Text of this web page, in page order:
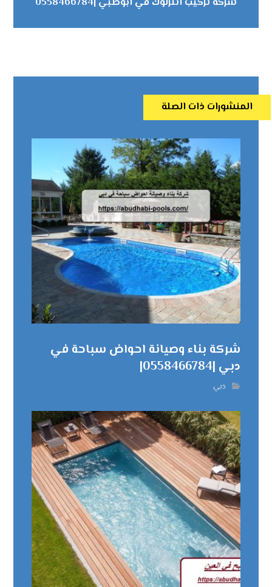
المنشورات ذات الصلة
شركة بناء وصيانة احواض سباحة في
دبي |0558466784|
دبي